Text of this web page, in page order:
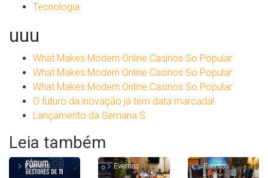
Tecnologia
uuu
What Makes Modern Online Casinos So Popular
What Makes Modern Online Casinos So Popular
What Makes Modern Online Casinos So Popular
O futuro da inovação já tem data marcada!
Lançamento da Semana S
Leia também
Eventos Eventos Eventos